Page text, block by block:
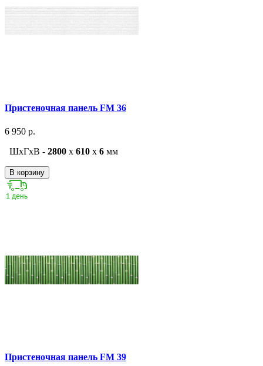
Пристеночная панель FM 36
6 950 р.
ШxГxВ - 2800 x 610 x 6 мм
В корзину
Пристеночная панель FM 39